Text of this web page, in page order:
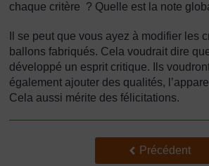
chaque critère ? Quelle est la note
Il se peut que vous ayez à modifier les
ballons fabriqués. Cela voudrait dire
développé un esprit critique. Ils
également ajouter des qualités,
Cela aussi mérite des félicitations.
Précédent
Précédent